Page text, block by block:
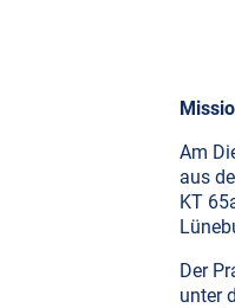
Am
aus
KT
Der
unter